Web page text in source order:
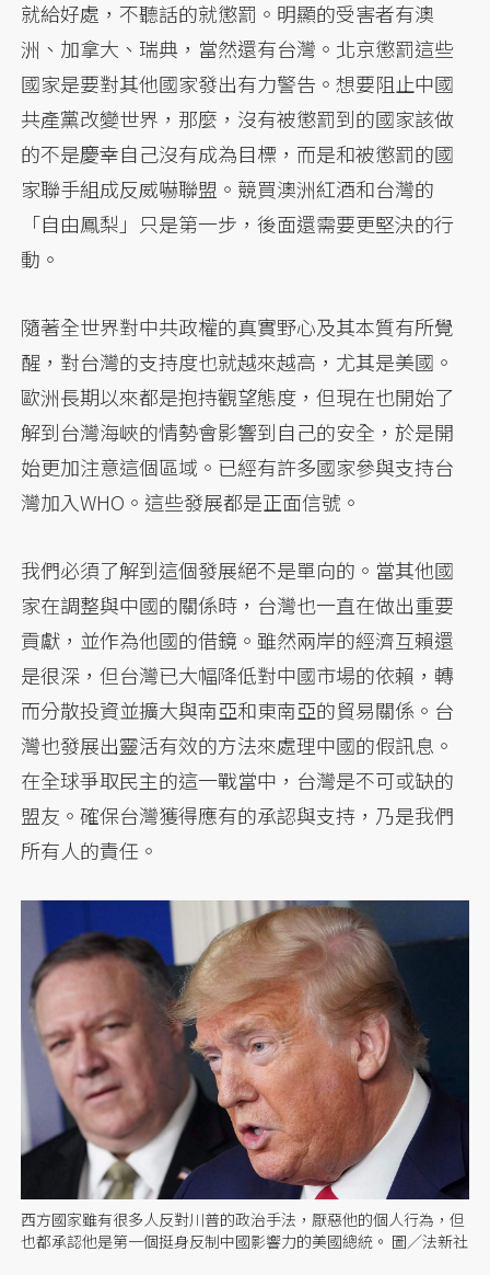
就給好處，不聽話的就懲罰。明顯的受害者有澳
洲、加拿大、瑞典，當然還有台灣。北京懲罰這些
國家是要對其他國家發出有力警告。想要阻止中國
共產黨改變世界，那麼，沒有被懲罰到的國家該做
的不是慶幸自己沒有成為目標，而是和被懲罰的國
家聯手組成反威嚇聯盟。競買澳洲紅酒和台灣的
「自由鳳梨」只是第一步，後面還需要更堅決的行
動。
隨著全世界對中共政權的真實野心及其本質有所覺
醒，對台灣的支持度也就越來越高，尤其是美國。
歐洲長期以來都是抱持觀望態度，但現在也開始了
解到台灣海峽的情勢會影響到自己的安全，於是開
始更加注意這個區域。已經有許多國家參與支持台
灣加入WHO。這些發展都是正面信號。
我們必須了解到這個發展絕不是單向的。當其他國
家在調整與中國的關係時，台灣也一直在做出重要
貢獻，並作為他國的借鏡。雖然兩岸的經濟互賴還
是很深，但台灣已大幅降低對中國市場的依賴，轉
而分散投資並擴大與南亞和東南亞的貿易關係。台
灣也發展出靈活有效的方法來處理中國的假訊息。
在全球爭取民主的這一戰當中，台灣是不可或缺的
盟友。確保台灣獲得應有的承認與支持，乃是我們
所有人的責任。
西方國家雖有很多人反對川普的政治手法，厭惡他的個人行為，但
也都承認他是第一個挺身反制中國影響力的美國總統。 圖／法新社